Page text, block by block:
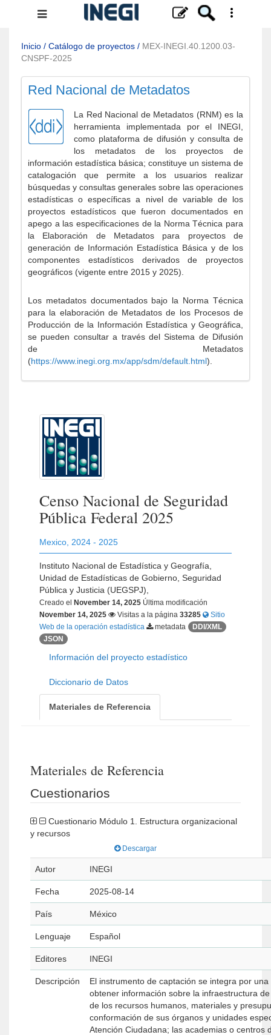
Menú
navegación
Inicio / Catálogo de proyectos / MEX-INEGI.40.1200.03-
CNSPF-2025
Red Nacional de Metadatos
La Red Nacional de Metadatos (RNM) es la
herramienta implementada por el INEGI,
como plataforma de difusión y consulta de
los metadatos de los proyectos de
información estadística básica; constituye un sistema de
catalogación que permite a los usuarios realizar
búsquedas y consultas generales sobre las operaciones
estadísticas o específicas a nivel de variable de los
proyectos estadísticos que fueron documentados en
apego a las especificaciones de la Norma Técnica para
la Elaboración de Metadatos para proyectos de
generación de Información Estadística Básica y de los
componentes estadísticos derivados de proyectos
geográficos (vigente entre 2015 y 2025).
Los metadatos documentados bajo la Norma Técnica
para la elaboración de Metadatos de los Procesos de
Producción de la Información Estadística y Geográfica,
se pueden consultar a través del Sistema de Difusión
de Metadatos
(https://www.inegi.org.mx/app/sdm/default.html).
Censo Nacional de Seguridad
Pública Federal 2025
Mexico 2024 - 2025
Instituto Nacional de Estadística y Geografía,
Unidad de Estadísticas de Gobierno, Seguridad
Pública y Justicia (UEGSPJ),
Creado el November 14, 2025 Última modificación
November 14, 2025
Visitas a la página 33285
Sitio
Web de la operación estadística
metadata
DDI/XML
JSON
Información del proyecto estadístico
Diccionario de Datos
Materiales de Referencia
Materiales de Referencia
Cuestionarios
y recursos
Descargar
Autor INEGI
Fecha 2025-08-14
País México
Lenguaje Español
Editores INEGI
Descripción
El instrumento de captación se integra por
obtener información sobre la infraestructura
de los recursos humanos, materiales y
conformación de sus órganos y unidades
Atención Ciudadana; las academias o centros